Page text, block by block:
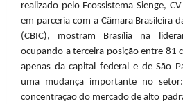
realizado pelo Ecossistema Sienge,
em parceria com a Câmara Brasileira
(CBIC), mostram Brasília na
ocupando a terceira posição entre 81
apenas da capital federal e de São
uma mudança importante no
concentração do mercado de alto